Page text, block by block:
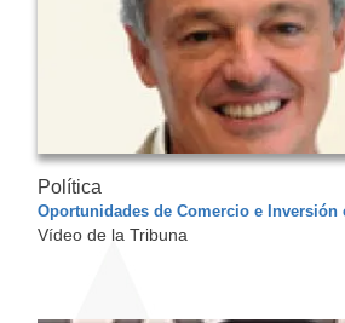
Política
Oportunidades de Comercio e Inversión
Vídeo de la Tribuna